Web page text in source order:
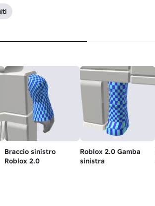
Braccio sinistro
Roblox 2.0
Roblox 2.0 Gamba
sinistra